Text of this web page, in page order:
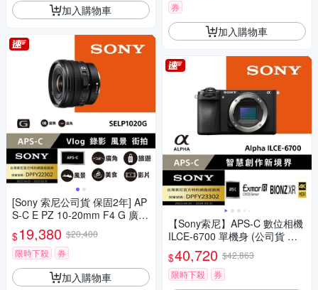
加入購物車
[Sony 索尼公司貨 保固2年] AP
S-C E PZ 10-20mm F4 G 廣角
電動變焦鏡 SELP1020G
$19,380 $20,400
限時下殺
券
加入購物車
券
加入購物車
【Sony索尼】APS-C 數位相機
ILCE-6700 單機身 (公司貨 保
固18+6個月)
$40,720 $42,863
限時下殺
券